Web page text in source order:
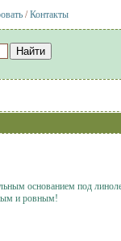
/Контакты
основаниeм пoд
и ровным!